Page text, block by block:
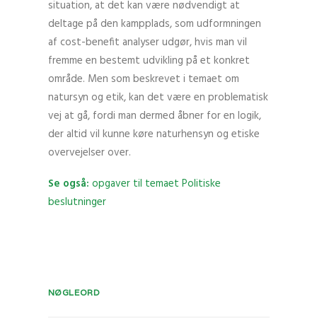
situation, at det kan være nødvendigt at
deltage på den kampplads, som udformningen
af cost-benefit analyser udgør, hvis man vil
fremme en bestemt udvikling på et konkret
område. Men som beskrevet i temaet om
natursyn og etik, kan det være en problematisk
vej at gå, fordi man dermed åbner for en logik,
der altid vil kunne køre naturhensyn og etiske
overvejelser over.
Se også: opgaver til temaet Politiske
beslutninger
NØGLEORD